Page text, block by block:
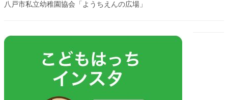
八戸市私立幼稚園協会「ようちえんの広場」